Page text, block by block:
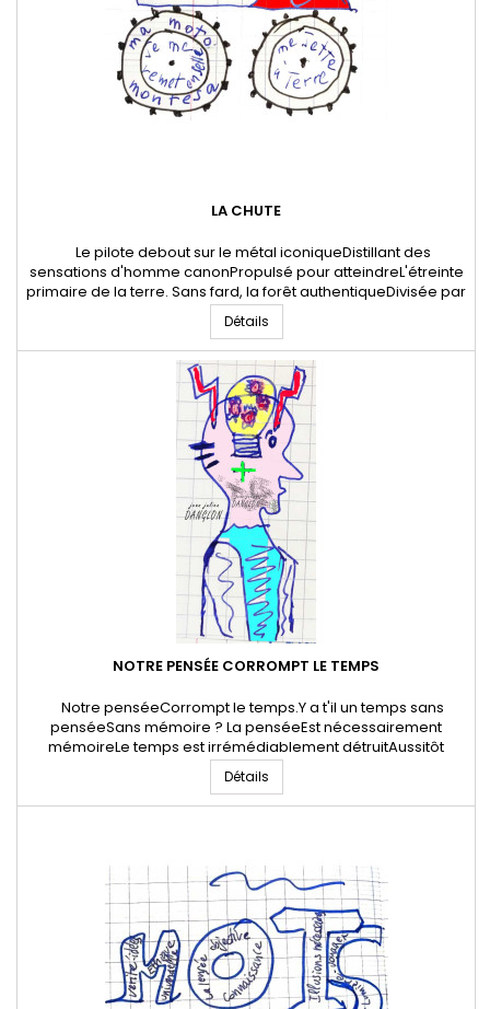
LA CHUTE
Le pilote debout sur le métal iconiqueDistillant des
sensations d'homme canonPropulsé pour atteindreL'étreinte
primaire de la terre. Sans fard, la forêt authentiqueDivisée par
un lacet artistiqueRêvant une emprunte fendueA travers le
vent feuillu. Plonger dans nos racinesFut un combat
brutaleRaide comme un affutExcursion douloureuse. 07
Janvier...
Détails
NOTRE PENSÉE CORROMPT LE TEMPS
Notre penséeCorrompt le temps.Y a t'il un temps sans
penséeSans mémoire ? La penséeEst nécessairement
mémoireLe temps est irrémédiablement détruitAussitôt
apparu 01 Janvier 2024 * Jean-Julien Danglon - Poête et
artiste digitalTous droits réservés Danglon.fr
Détails